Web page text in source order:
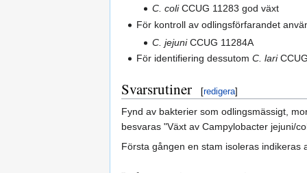
C. coliCCUG 11283 god växt
För kontroll av odlingsförfarandet
C. jejuniCCUG 11284A
För identifiering dessutomC. lari
Svarsrutiner [redigera]
Fynd av bakterier som odlingsmässigt,
besvaras "Växt av Campylobacter jejuni/
Första gången en stam isoleras indikeras